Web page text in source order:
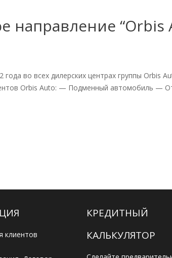
направление
во всех дилерских центрах группы Orbis
Orbis Auto: — Подменный автомобиль —
клиентов
КРЕДИТНЫЙ
КАЛЬКУЛЯТОР